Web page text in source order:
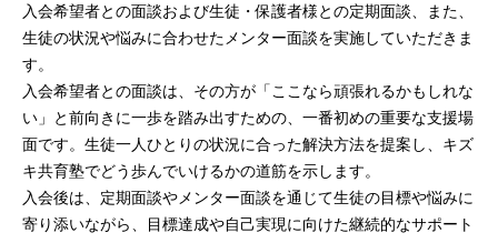
入会希望者との面談および生徒・保護者様との定期面談、また、
生徒の状況や悩みに合わせたメンター面談を実施していただきま
す。
入会希望者との面談は、その方が「ここなら頑張れるかもしれな
い」と前向きに一歩を踏み出すための、一番初めの重要な支援場
面です。生徒一人ひとりの状況に合った解決方法を提案し、キズ
キ共育塾でどう歩んでいけるかの道筋を示します。
入会後は、定期面談やメンター面談を通じて生徒の目標や悩みに
寄り添いながら、目標達成や自己実現に向けた継続的なサポート